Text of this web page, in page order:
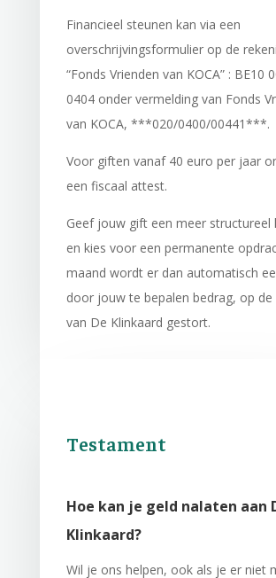
Financieel steunen kan via een
overschrijvingsformulier op de
“Fonds Vrienden van KOCA” : BE10
0404 onder vermelding van Fonds
van KOCA, ***020/0400/00441***.
Voor giften vanaf 40 euro per jaar
een fiscaal attest.
Geef jouw gift een meer structureel
en kies voor een permanente
maand wordt er dan automatisch
door jouw te bepalen bedrag, op de
van De Klinkaard gestort.
Testament
Hoe kan je geld nalaten aan
Klinkaard?
Wil je ons helpen, ook als je er niet